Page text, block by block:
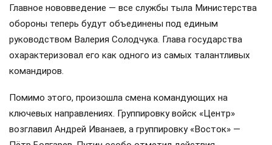
Главное нововведение — все службы тыла Министерства
обороны теперь будут объединены под единым
руководством Валерия Солодчука. Глава государства
охарактеризовал его как одного из самых талантливых
командиров.
Помимо этого, произошла смена командующих на
ключевых направлениях. Группировку войск «Центр»
возглавил Андрей Иванаев, а группировку «Восток» —